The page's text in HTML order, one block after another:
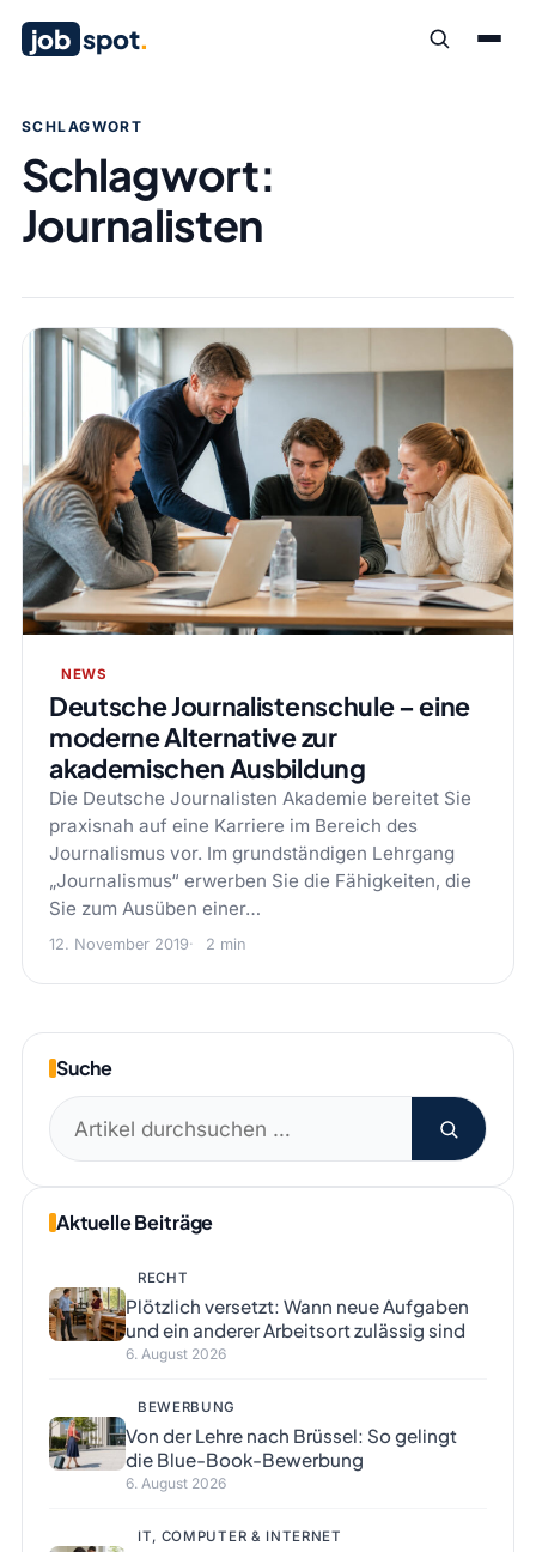
job spot.
SCHLAGWORT
Schlagwort:
Journalisten
NEWS
Deutsche Journalistenschule – eine
moderne Alternative zur
akademischen Ausbildung
Die Deutsche Journalisten Akademie bereitet Sie
praxisnah auf eine Karriere im Bereich des
Journalismus vor. Im grundständigen Lehrgang
„Journalismus“ erwerben Sie die Fähigkeiten, die
Sie zum Ausüben einer…
12. November 2019 2 min
Suche
Suchen
nach:
Aktuelle Beiträge
RECHT
Plötzlich versetzt: Wann neue Aufgaben
und ein anderer Arbeitsort zulässig sind
6. August 2026
BEWERBUNG
Von der Lehre nach Brüssel: So gelingt
die Blue-Book-Bewerbung
6. August 2026
IT, COMPUTER & INTERNET